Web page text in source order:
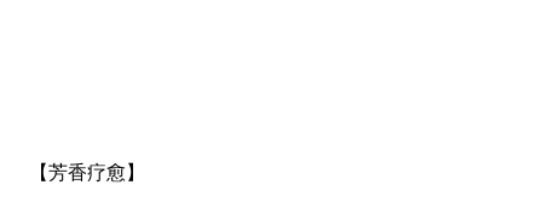
【芳香疗愈】